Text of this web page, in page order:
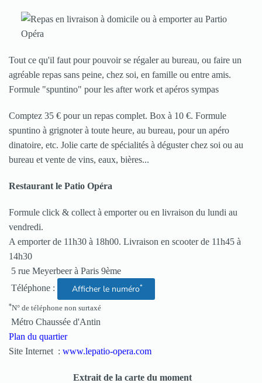
Tout ce qu'il faut pour pouvoir se régaler au bureau, ou faire un
agréable repas sans peine, chez soi, en famille ou entre amis.
Formule "spuntino" pour les after work et apéros sympas
Comptez 35 € pour un repas complet. Box à 10 €. Formule
spuntino à grignoter à toute heure, au bureau, pour un apéro
dinatoire, etc. Jolie carte de spécialités à déguster chez soi ou au
bureau et vente de vins, eaux, bières...
Restaurant le Patio Opéra
Formule click & collect à emporter ou en livraison du lundi au
vendredi.
A emporter de 11h30 à 18h00. Livraison en scooter de 11h45 à
14h30
5 rue Meyerbeer à Paris 9ème
Téléphone :
Afficher le numéro*
*N° de téléphone non surtaxé
Métro Chaussée d'Antin
Plan du quartier
Site Internet : www.lepatio-opera.com
Extrait de la carte du moment